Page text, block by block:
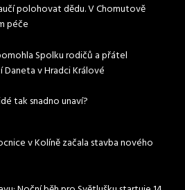
polohovat dědu. V Chomutově
péče
Spolku rodičů a přátel
v Hradci Králové
tak snadno unaví?
v Kolíně začala stavba nového